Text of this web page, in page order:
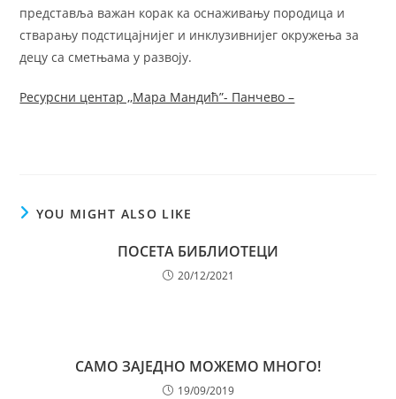
представља важан корак ка оснаживању породица и
стварању подстицајнијег и инклузивнијег окружења за
децу са сметњама у развоју.
Ресурсни центар ,,Мара Мандић”- Панчево –
YOU MIGHT ALSO LIKE
ПОСЕТА БИБЛИОТЕЦИ
20/12/2021
САМО ЗАЈЕДНО МОЖЕМО МНОГО!
19/09/2019